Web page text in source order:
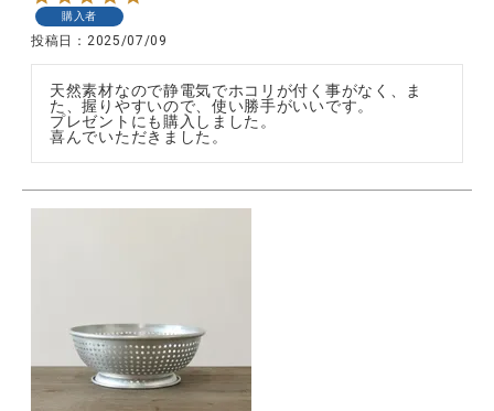
購入者
投稿日 2025/07/09
天然素材なので静電気でホコリが付く事がなく、ま
た、握りやすいので、使い勝手がいいです。
プレゼントにも購入しました。
喜んでいただきました。